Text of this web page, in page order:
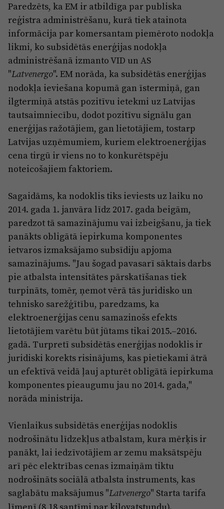
Paredzēts, ka EM ir atbildīga par publiska
reģistra administrēšanu, kurā tiek atainota
informācija par komersantam piemēroto nodokļa
likmi, ko subsidētās enerģijas nodokļa
administrēšanā izmanto VID un AS
"Latvenergo". EM norāda, ka subsidētās enerģijas
nodokļa ieviešana kopumā gan īstermiņā, gan
ilgtermiņā atstās pozitīvu ietekmi uz Latvijas
tautsaimniecību, dodot pozitīvu signālu gan
enerģijas ražotājiem, gan lietotājiem, tostarp
Latvijas uzņēmumiem, kuriem elektroenerģijas
cena tirgū ir viens no to konkurētspēju
noteicošajiem faktoriem.
Sagaidāms, ka nodoklis tiks ieviests uz laiku no
2014. gada 1. janvāra līdz 2017. gada beigām,
paredzot tā samazinājumu vai izbeigšanu, ja tiek
panākts obligātā iepirkuma komponentes
ietvaros izmaksājamo subsīdiju apjoma
samazinājums. "Jau šogad pavasarī sāktais darbs
pie atbalsta intensitātes pārskatīšanas tiek
turpināts, tomēr, ņemot vērā tās juridisko un
tehnisko sarežģītību, paredzams, ka
elektroenerģijas cenu samazinošs efekts
lietotājiem varētu būt jūtams tikai 2015.–2016.
gadā. Turpretī subsidētās enerģijas nodoklis ir
juridiski korekts risinājums, kas pietiekami ātrā
un efektīvā veidā ļauj apturēt obligātā iepirkuma
komponentes pieaugumu jau no 2014. gada,"
norāda ministrija.
Vienlaikus subsidētās enerģijas nodoklis
nodrošinātu līdzekļus atbalstam, kura mērķis ir
panākt, lai iedzīvotājiem ar zemu maksātspēju
arī pēc elektrības cenas izmaiņām tiktu
nodrošināts sociālā atbalsta instruments, kas
saglabātu maksājumus "Latvenergo" Starta tarifa